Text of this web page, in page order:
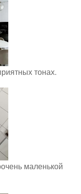
тонах.
маленькой